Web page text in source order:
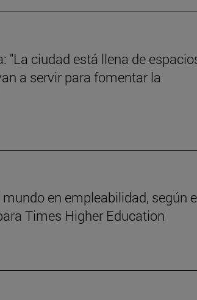
"La ciudad está llena de
a servir para fomentar la
en empleabilidad, según
Times Higher Education